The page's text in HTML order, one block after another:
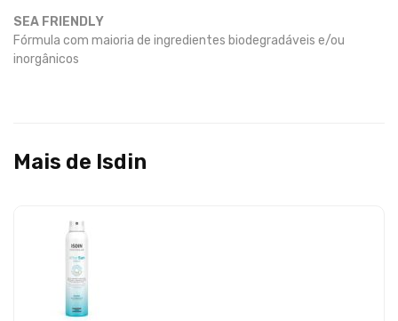
SEA FRIENDLY
Fórmula com maioria de ingredientes biodegradáveis e/ou
inorgânicos
Mais de Isdin